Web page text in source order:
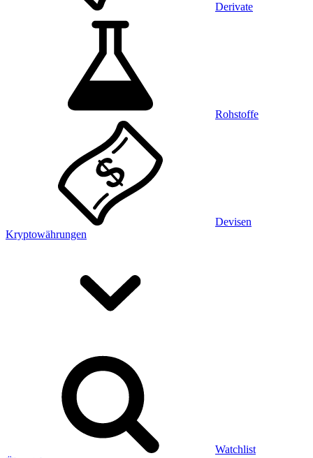
Derivate
Rohstoffe
Devisen
Kryptowährungen
Watchlist